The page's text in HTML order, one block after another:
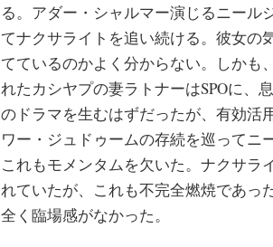
る。アダー・シャルマー演じるニール
てナクサライトを追い続ける。彼女の
てているのかよく分からない。しかも
れたカシヤプの妻ラトナーはSPOに、
のドラマを生むはずだったが、有効活
ワー・ジュドゥームの存続を巡ってニ
これもモメンタムを欠いた。ナクサラ
れていたが、これも不完全燃焼であっ
全く臨場感がなかった。